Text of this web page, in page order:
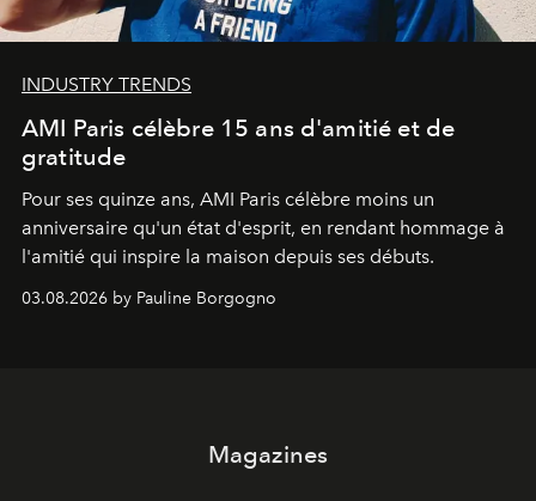
INDUSTRY TRENDS
AMI Paris célèbre 15 ans d'amitié et de
gratitude
Pour ses quinze ans, AMI Paris célèbre moins un
anniversaire qu'un état d'esprit, en rendant hommage à
l'amitié qui inspire la maison depuis ses débuts.
03.08.2026 by Pauline Borgogno
Magazines